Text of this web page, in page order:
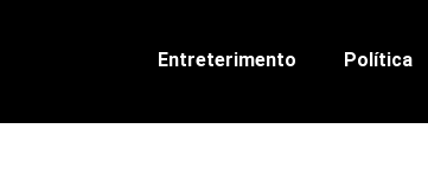
Entreterimento Política